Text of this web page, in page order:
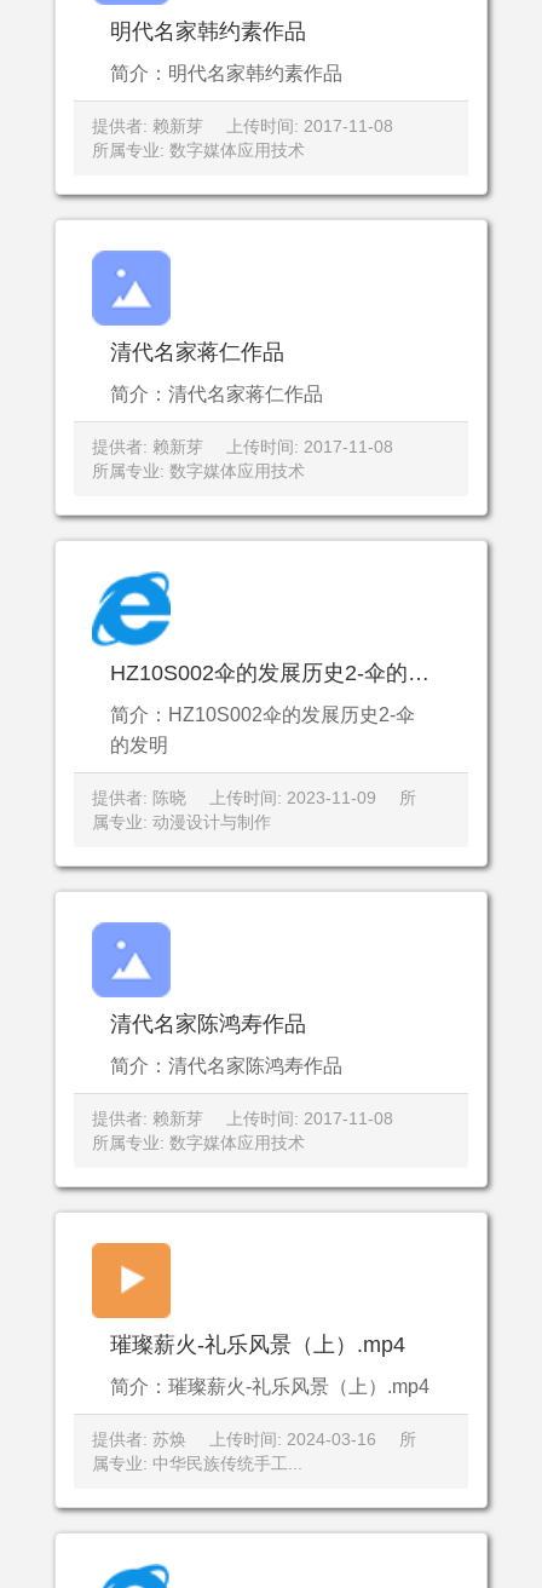
明代名家韩约素作品
简介：明代名家韩约素作品
提供者: 赖新芽
上传时间: 2017-11-08
所属专业: 数字媒体应用技术
清代名家蒋仁作品
简介：清代名家蒋仁作品
提供者: 赖新芽
上传时间: 2017-11-08
所属专业: 数字媒体应用技术
HZ10S002伞的发展历史2-伞的发明
简介：HZ10S002伞的发展历史2-伞
的发明
提供者: 陈晓 上传时间: 2023-11-09
所
属专业: 动漫设计与制作
清代名家陈鸿寿作品
简介：清代名家陈鸿寿作品
提供者: 赖新芽
上传时间: 2017-11-08
所属专业: 数字媒体应用技术
璀璨薪火-礼乐风景（上）.mp4
简介：璀璨薪火-礼乐风景（上）.mp4
提供者: 苏焕 上传时间: 2024-03-16
所
属专业: 中华民族传统手工...